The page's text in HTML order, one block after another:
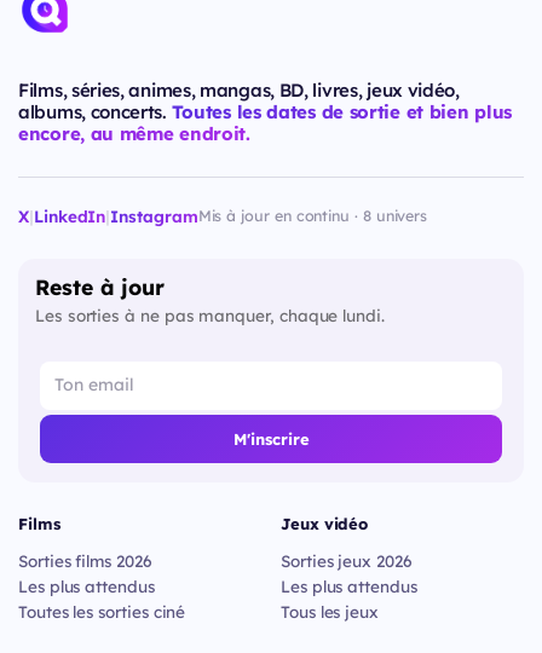
Films, séries, animes, mangas, BD, livres, jeux vidéo,
albums, concerts. Toutes les dates de sortie et bien plus
encore, au même endroit.
X|LinkedIn|InstagramMis à jour en continu · 8 univers
Reste à jour
Les sorties à ne pas manquer, chaque lundi.
M'inscrire
Films
Sorties films 2026
Les plus attendus
Toutes les sorties ciné
Jeux vidéo
Sorties jeux 2026
Les plus attendus
Tous les jeux